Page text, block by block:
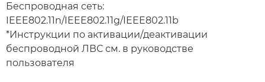
Беспроводная сеть:
IEEE802.11n/IEEE802.11g/IEEE802.11b
*Инструкции по активации/деактивации
беспроводной ЛВС см. в руководстве
пользователя